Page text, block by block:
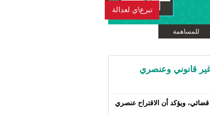
للمساهمة
تبرع\ي لعدالة
غير قانوني وعنصري
ويؤكد أن الاقتراح عنصري